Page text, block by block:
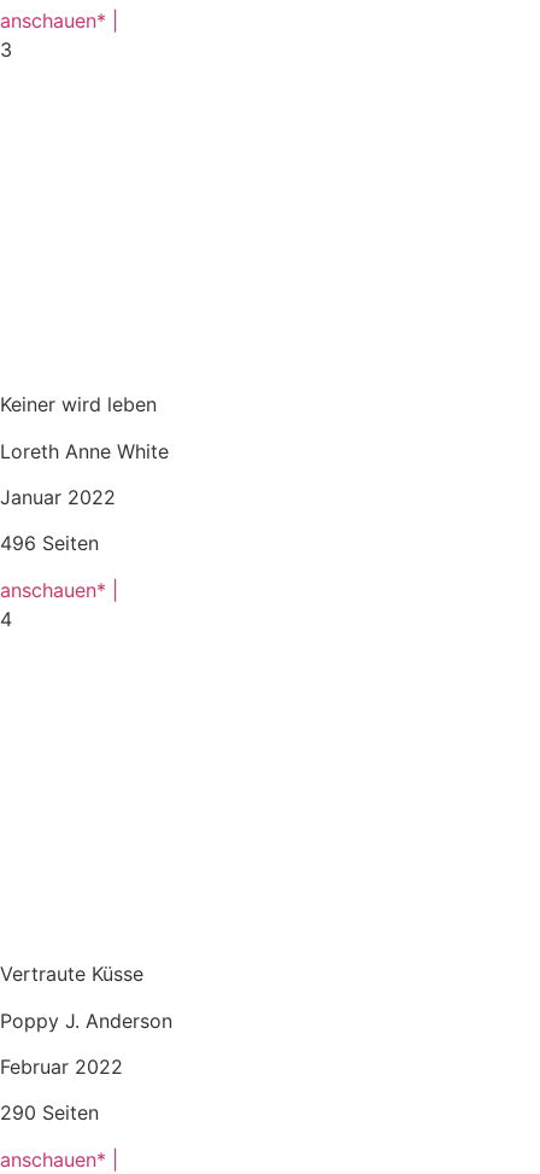
anschauen* |
3
Keiner wird leben
Loreth Anne White
Januar 2022
496 Seiten
anschauen* |
4
Vertraute Küsse
Poppy J. Anderson
Februar 2022
290 Seiten
anschauen* |